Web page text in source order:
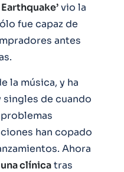
vio la
fue capaz de
antes
la música, y ha
singles de cuando
han copado
Ahora
clínicatras